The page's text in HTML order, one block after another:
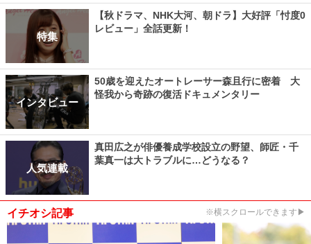
特集
【秋ドラマ、NHK大河、朝ドラ】大好評「忖度0
レビュー」全話更新！
インタビュー
50歳を迎えたオートレーサー森且行に密着 大
怪我から奇跡の復活ドキュメンタリー
人気連載
真田広之が俳優養成学校設立の野望、師匠・千
葉真一は大トラブルに…どうなる？
イチオシ記事 ※横スクロールできます▶